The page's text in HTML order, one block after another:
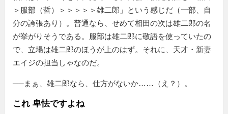
＞服部（哲）＞＞＞＞＞雄二郎」という感じだ（一部、自
分の誇張あり）。普通なら、せめて相田の次は雄二郎の名
が挙がりそうである。服部は雄二郎に敬語を使っていたの
で、立場は雄二郎のほうが上のはず。それに、天才・新妻
エイジの担当しゃなのだ。
──まぁ、雄二郎なら、仕方がないか……（え？）。
これ 卑怯ですよね